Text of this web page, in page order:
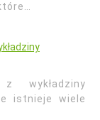
wykładziny
istnieje wiele